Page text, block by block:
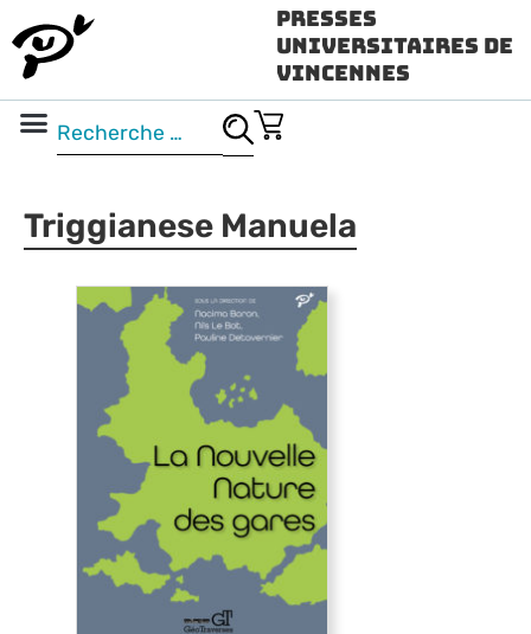
Presses
Universitaires de
Vincennes
Triggianese Manuela